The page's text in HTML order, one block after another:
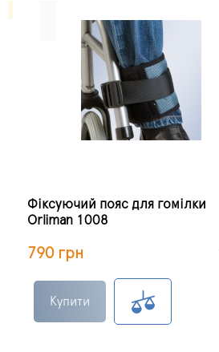
Фіксуючий пояс для гомілки
Orliman 1008
790 грн
Купити